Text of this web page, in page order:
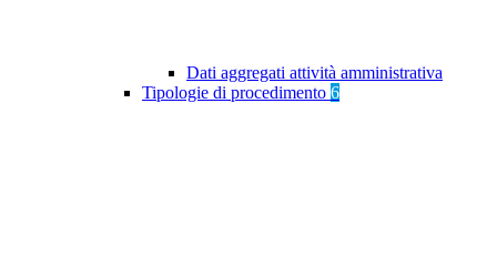
Dati aggregati attività amministrativa
Tipologie di procedimento 6